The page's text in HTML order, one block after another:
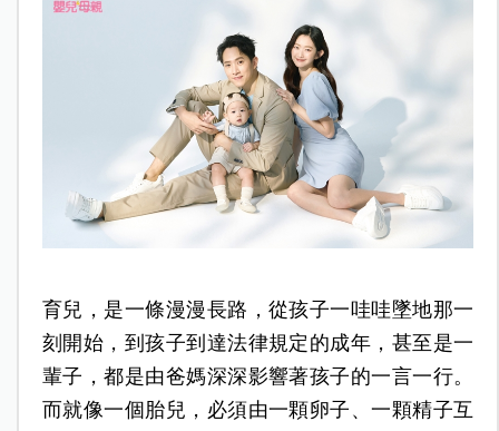
育兒，是一條漫漫長路，從孩子一哇哇墜地那一
刻開始，到孩子到達法律規定的成年，甚至是一
輩子，都是由爸媽深深影響著孩子的一言一行。
而就像一個胎兒，必須由一顆卵子、一顆精子互